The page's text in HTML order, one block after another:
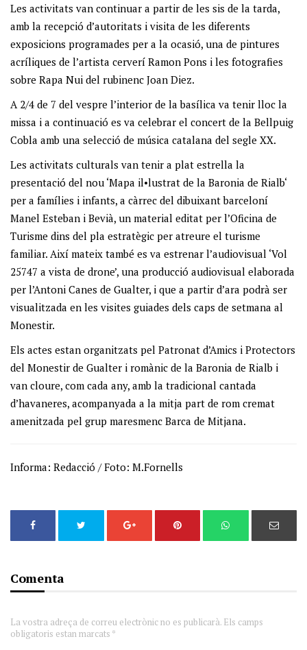
Les activitats van continuar a partir de les sis de la tarda,
amb la recepció d’autoritats i visita de les diferents
exposicions programades per a la ocasió, una de pintures
acríliques de l’artista cerverí Ramon Pons i les fotografies
sobre Rapa Nui del rubinenc Joan Diez.
A 2/4 de 7 del vespre l’interior de la basílica va tenir lloc la
missa i a continuació es va celebrar el concert de la Bellpuig
Cobla amb una selecció de música catalana del segle XX.
Les activitats culturals van tenir a plat estrella la
presentació del nou ‘Mapa il•lustrat de la Baronia de Rialb‘
per a famílies i infants, a càrrec del dibuixant barceloní
Manel Esteban i Bevià, un material editat per l’Oficina de
Turisme dins del pla estratègic per atreure el turisme
familiar. Així mateix també es va estrenar l’audiovisual ‘Vol
25747 a vista de drone’, una producció audiovisual elaborada
per l’Antoni Canes de Gualter, i que a partir d’ara podrà ser
visualitzada en les visites guiades dels caps de setmana al
Monestir.
Els actes estan organitzats pel Patronat d’Amics i Protectors
del Monestir de Gualter i romànic de la Baronia de Rialb i
van cloure, com cada any, amb la tradicional cantada
d’havaneres, acompanyada a la mitja part de rom cremat
amenitzada pel grup maresmenc Barca de Mitjana.
Informa: Redacció / Foto: M.Fornells
Comenta
La vostra adreça de correu electrònic no es publicarà. Els camps
obligatoris estan marcats *